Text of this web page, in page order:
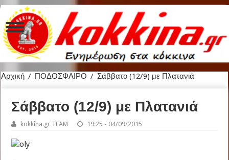
Αρχική / ΠΟΔΟΣΦΑΙΡΟ / Σάββατο (12/9) με Πλατανιά
Σάββατο (12/9) με Πλατανιά
kokkina.gr TEAM 19:25 - 04/09/2015